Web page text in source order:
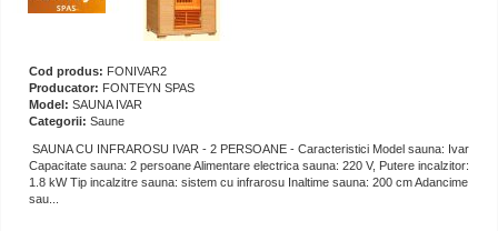
Cod produs: FONIVAR2
Producator: FONTEYN SPAS
Model: SAUNA IVAR
Categorii: Saune
SAUNA CU INFRAROSU IVAR - 2 PERSOANE - Caracteristici Model sauna: Ivar
Capacitate sauna: 2 persoane Alimentare electrica sauna: 220 V, Putere incalzitor:
1.8 kW Tip incalzitre sauna: sistem cu infrarosu Inaltime sauna: 200 cm Adancime
sau...